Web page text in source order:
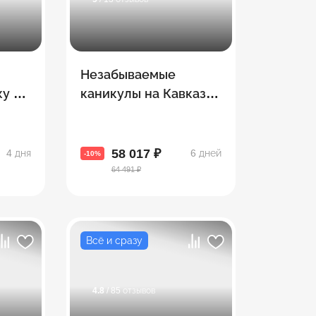
–
4 дня
Незабываемые
каникулы на Кавказе.
-10% 58 017 ₽
64 491 ₽
6 дней
Всё и сразу
4.8 / 85 отзывов